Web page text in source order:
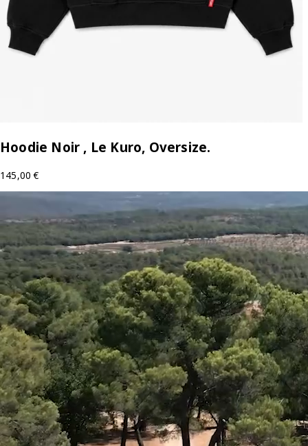
Hoodie Noir , Le Kuro, Oversize.
145,00€